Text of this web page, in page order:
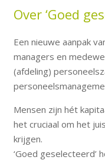
Over ‘Goed
Een nieuwe aanpak
managers en
(afdeling)
Mensen zijn hét
het cruciaal om het
krijgen.
‘Goed geselecteerd’